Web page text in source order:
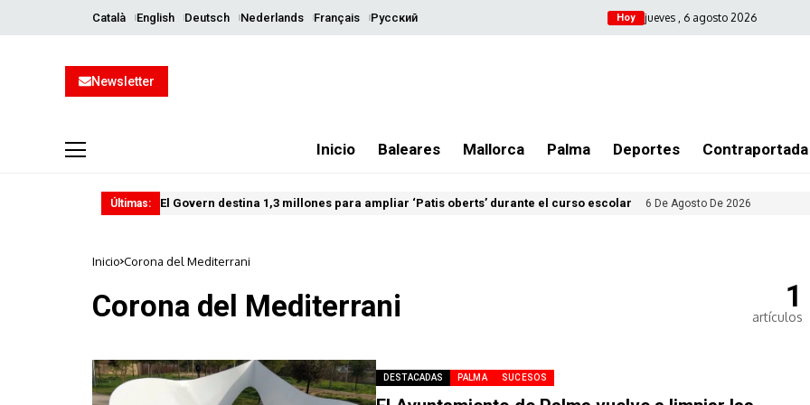
Català English Deutsch Nederlands Français Русский Hoy jueves , 6 agosto 2026
Newsletter
Inicio Baleares Mallorca Palma Deportes Contraportada
Últimas: El Govern destina 1,3 millones para ampliar ‘Patis oberts’ durante el curso escolar 6 De Agosto De 2026
Inicio Corona del Mediterrani
Corona del Mediterrani 1
artículos
DESTACADAS PALMA SUCESOS